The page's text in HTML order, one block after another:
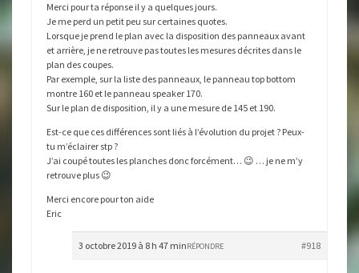
Merci pour ta réponse il y a quelques jours.
Je me perd un petit peu sur certaines quotes.
Lorsque je prend le plan avec la disposition des panneaux avant
et arrière, je ne retrouve pas toutes les mesures décrites dans le
plan des coupes.
Par exemple, sur la liste des panneaux, le panneau top bottom
montre 160 et le panneau speaker 170.
Sur le plan de disposition, il y a une mesure de 145 et 190.
Est-ce que ces différences sont liés à l’évolution du projet ? Peux-
tu m’éclairer stp ?
J’ai coupé toutes les planches donc forcément… 😉 … je ne m’y
retrouve plus 😉
Merci encore pour ton aide
Eric
3 octobre 2019 à 8 h 47 min #918
RÉPONDRE